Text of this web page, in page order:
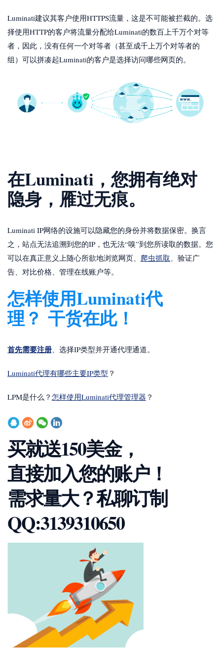
Luminati建议其客户使用HTTPS流量，这是不可能被拦截的。选
择使用HTTP的客户将流量分配给Luminati的数百上千万个对等
者，因此，没有任何一个对等者（甚至成千上万个对等者的
组）可以拼凑起Luminati的客户是选择访问哪些网页的。
在Luminati，您拥有绝对
隐身，雁过无痕。
Luminati IP网络的设施可以隐藏您的身份并将数据保密。换言
之，站点无法追溯到您的IP，也无法“嗅”到您所读取的数据。您
可以在真正意义上随心所欲地浏览网页、 爬虫抓取 、验证广
告、对比价格、管理在线账户等。
怎样使用Luminati代
理？ 干货在此！
首先需要注册 、选择IP类型并开通代理通道。
Luminati代理有哪些主要IP类型 ？
LPM是什么？ 怎样使用Luminati代理管理器 ？
买就送150美金，
直接加入您的账户！
需求量大？私聊订制
QQ:3139310650